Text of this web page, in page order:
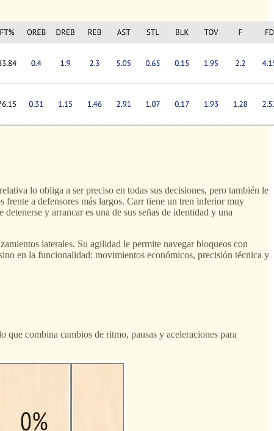
lo obliga a ser preciso en todas sus decisiones, pero también le
a defensores más largos. Carr tiene un tren inferior muy
y arrancar es una de sus señas de identidad y una
laterales. Su agilidad le permite navegar bloqueos con
en la funcionalidad: movimientos económicos, precisión técnica y
combina cambios de ritmo, pausas y aceleraciones para